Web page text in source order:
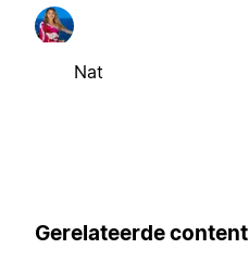
Nat
Gerelateerde content